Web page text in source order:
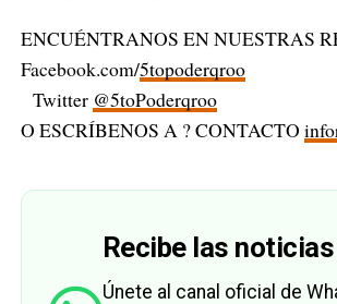
ENCUÉNTRANOS EN NUESTRAS
Facebook.com/5topoderqroo
Twitter @5toPoderqroo
O ESCRÍBENOS A ? CONTACTO
Recibe las
Únete al canal oficial de